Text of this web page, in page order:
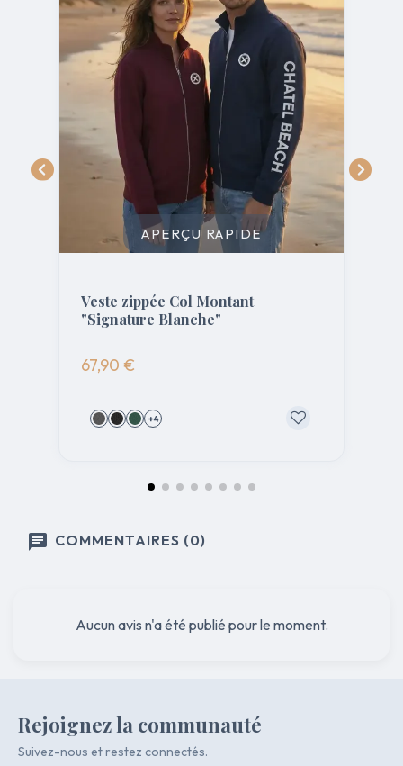
APERÇU RAPIDE
Veste zippée Col Montant
"Signature Blanche"
67,90 €
+4
COMMENTAIRES (0)
Aucun avis n'a été publié pour le moment.
Rejoignez la communauté
Suivez-nous et restez connectés.